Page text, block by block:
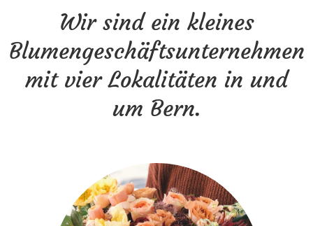
Wir sind ein kleines
Blumengeschäftsunternehmen
mit vier Lokalitäten in und
um Bern.